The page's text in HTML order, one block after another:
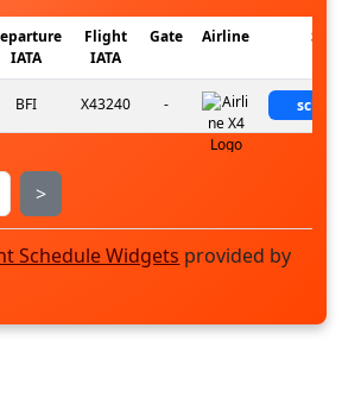
IATA
Flight
IATA
Gate Airline
BFI X43240 -
>
Schedule Widgets provided by